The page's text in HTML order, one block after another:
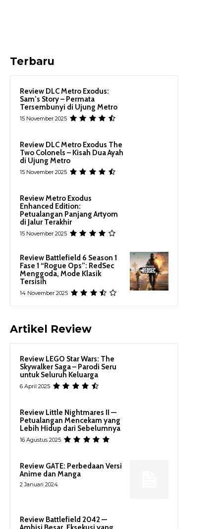
Terbaru
Review DLC Metro Exodus:
Sam’s Story – Permata
Tersembunyi di Ujung Metro
15 November 2025
Review DLC Metro Exodus The
Two Colonels – Kisah Dua Ayah
di Ujung Metro
15 November 2025
Review Metro Exodus
Enhanced Edition:
Petualangan Panjang Artyom
di Jalur Terakhir
15 November 2025
Review Battlefield 6 Season 1
Fase 1 “Rogue Ops”: RedSec
Menggoda, Mode Klasik
Tersisih
14 November 2025
Artikel Review
Review LEGO Star Wars: The
Skywalker Saga – Parodi Seru
untuk Seluruh Keluarga
6 April 2025
Review Little Nightmares II —
Petualangan Mencekam yang
Lebih Hidup dari Sebelumnya
16 Agustus 2025
Review GATE: Perbedaan Versi
Anime dan Manga
2 Januari 2024
Review Battlefield 2042 —